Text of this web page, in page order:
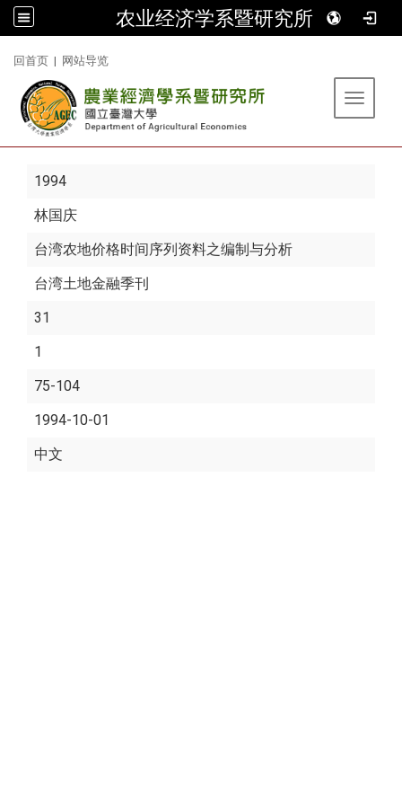
农业经济学系暨研究所
回首页 | 网站导览
Toggle
1994
林国庆
台湾农地价格时间序列资料之编制与分析
台湾土地金融季刊
31
1
75-104
1994-10-01
中文